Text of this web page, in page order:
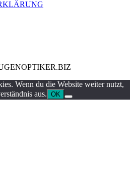
Wenn du die Website weiter nutzt,
aus. OK